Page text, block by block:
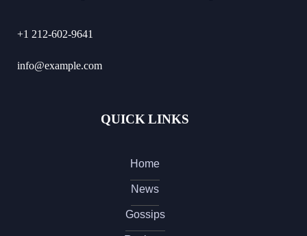
+1 212-602-9641
info@example.com
QUICK LINKS
Home
News
Gossips